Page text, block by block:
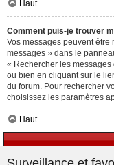
Haut
Comment puis-je trouver
Vos messages peuvent être
messages » dans le
« Rechercher les messages
ou bien en cliquant sur le
du forum. Pour rechercher
choisissez les paramètres
Haut